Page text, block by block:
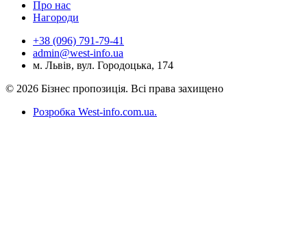
Про нас
Нагороди
+38 (096) 791-79-41
admin@west-info.ua
м. Львів, вул. Городоцька, 174
© 2026 Бізнес пропозиція. Всі права захищено
Розробка West-info.com.ua.